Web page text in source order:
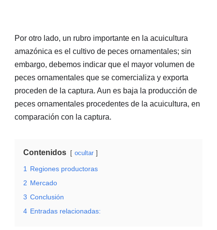
Por otro lado, un rubro importante en la acuicultura
amazónica es el cultivo de peces ornamentales; sin
embargo, debemos indicar que el mayor volumen de
peces ornamentales que se comercializa y exporta
proceden de la captura. Aun es baja la producción de
peces ornamentales procedentes de la acuicultura, en
comparación con la captura.
Contenidos ocultar
1 Regiones productoras
2 Mercado
3 Conclusión
4 Entradas relacionadas: